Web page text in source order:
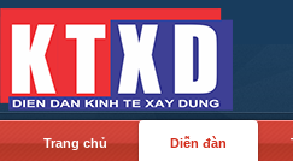
Trang chủ Diễn đàn